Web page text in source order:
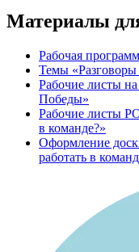
Материалы
Рабочая
Темы
Рабочие листы
Победы»
Рабочие листы
в команде?»
Оформление
работать в